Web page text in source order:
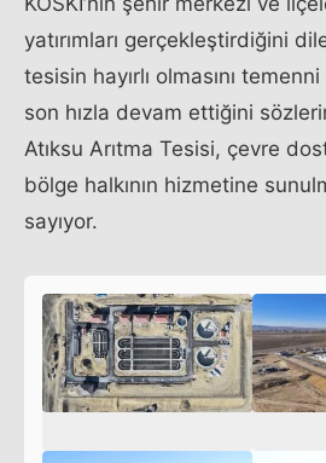
yatırımları gerçekleştirdiğini
tesisin hayırlı olmasını
son hızla devam ettiğini
Atıksu Arıtma Tesisi, çevre
bölge halkının hizmetine
sayıyor.